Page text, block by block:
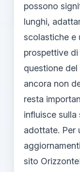
possono
lunghi,
scolastiche e
prospettive
questione
ancora non
resta
influisce sulla
adottate. Per
sito